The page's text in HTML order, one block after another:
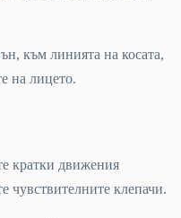
към линията на косата,
на лицето.
кратки движения
чувствителните клепачи.